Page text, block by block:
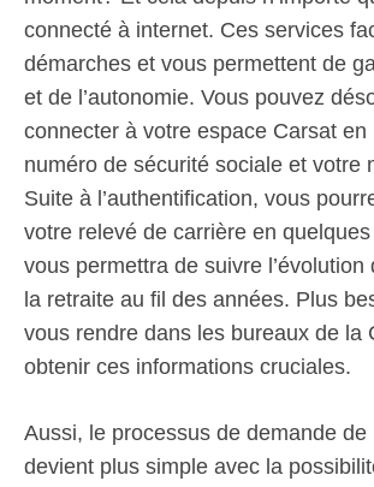
connecté à internet. Ces services
démarches et vous permettent de
et de l’autonomie. Vous pouvez
connecter à votre espace Carsat en
numéro de sécurité sociale et votre
Suite à l’authentification, vous
votre relevé de carrière en
vous permettra de suivre l’évolution
la retraite au fil des années. Plus
vous rendre dans les bureaux de la
obtenir ces informations cruciales.
Aussi, le processus de demande de
devient plus simple avec la